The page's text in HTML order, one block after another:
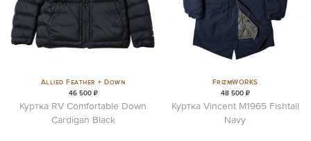
Allied Feather + Down
46 500 ₽
Куртка RV Comfortable Down
Cardigan Black
FrizmWORKS
48 500 ₽
Куртка Vincent M1965 Fishtail
Navy